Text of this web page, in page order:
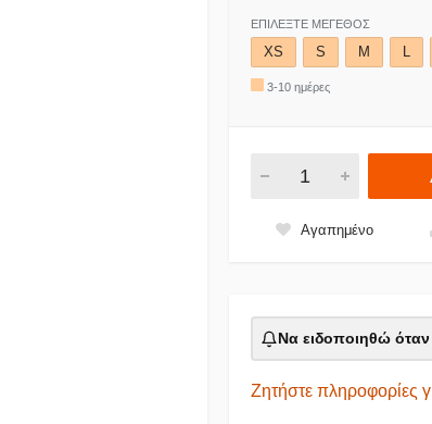
ΕΠΙΛΈΞΤΕ ΜΈΓΕΘΟΣ
XS S M L
3-10 ημέρες
Αγαπημένο
Να ειδοποιηθώ όταν
Ζητήστε πληροφορίες